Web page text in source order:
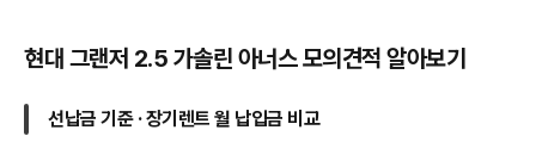
현대 그랜저 2.5 가솔린 아너스 모의견적 알아보기
선납금 기준 · 장기렌트 월 납입금 비교